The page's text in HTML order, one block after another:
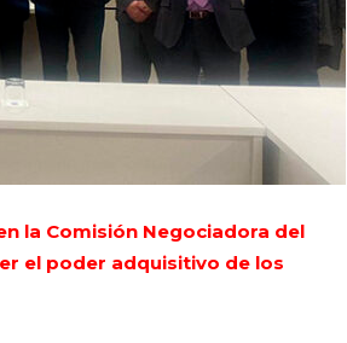
la Comisión Negociadora del
el poder adquisitivo de los